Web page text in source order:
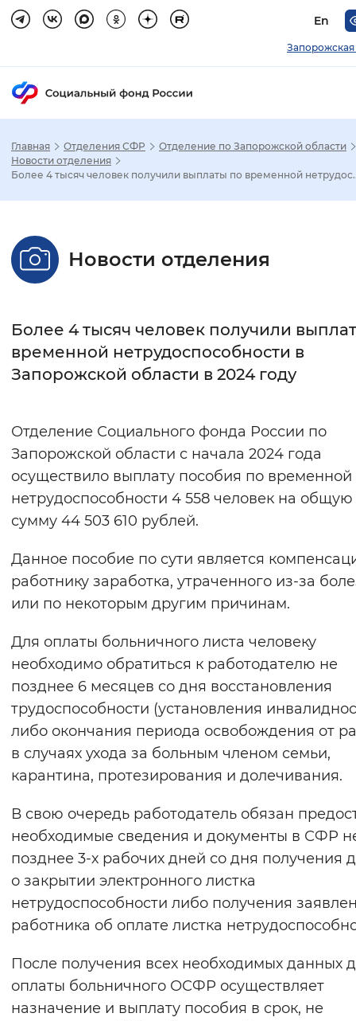
En
Запорожская
Настройка режима отображения
Стандартный Увеличенный
С засечками
Интервал между буквами
Цвет сайта
Монохромный Инверсивный
Синий фон
Изображения
Включены Выключены
Звуковой ассистент
Воспроизвести Остановить
Вернуть стандартные настройки
Главная Отделения СФР
Отделение по Запорожской области
Новости отделения
Более 4 тысяч человек получили выплаты по временной
Новости отделения
Более 4 тысяч человек получили
временной нетрудоспособности в
Запорожской области в 2024 году
Отделение Социального фонда России по
Запорожской области с начала 2024 года
осуществило выплату пособия по временной
нетрудоспособности 4 558 человек на общую
сумму 44 503 610 рублей.
Данное пособие по сути является
работнику заработка, утраченного из-за
или по некоторым другим причинам.
Для оплаты больничного листа человеку
необходимо обратиться к работодателю не
позднее 6 месяцев со дня восстановления
трудоспособности (установления
либо окончания периода освобождения от
в случаях ухода за больным членом семьи,
карантина, протезирования и долечивания.
В свою очередь работодатель обязан
необходимые сведения и документы в СФР
позднее 3-х рабочих дней со дня получения
о закрытии электронного листка
нетрудоспособности либо получения
работника об оплате листка
После получения всех необходимых данных
оплаты больничного ОСФР осуществляет
назначение и выплату пособия в срок, не